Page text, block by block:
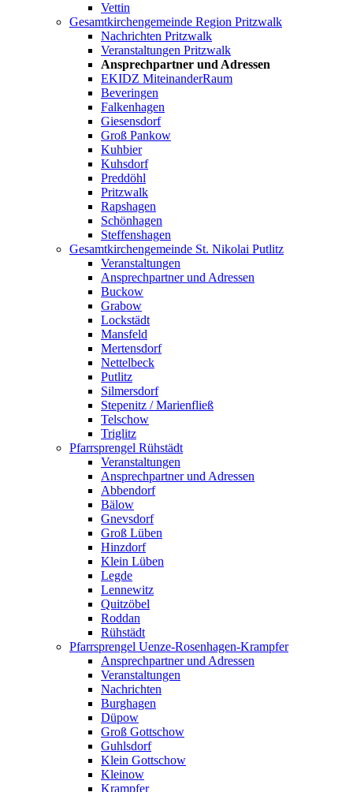
Vettin
Gesamtkirchengemeinde Region Pritzwalk
Nachrichten Pritzwalk
Veranstaltungen Pritzwalk
Ansprechpartner und Adressen
EKIDZ MiteinanderRaum
Beveringen
Falkenhagen
Giesensdorf
Groß Pankow
Kuhbier
Kuhsdorf
Preddöhl
Pritzwalk
Rapshagen
Schönhagen
Steffenshagen
Gesamtkirchengemeinde St. Nikolai Putlitz
Veranstaltungen
Ansprechpartner und Adressen
Buckow
Grabow
Lockstädt
Mansfeld
Mertensdorf
Nettelbeck
Putlitz
Silmersdorf
Stepenitz / Marienfließ
Telschow
Triglitz
Pfarrsprengel Rühstädt
Veranstaltungen
Ansprechpartner und Adressen
Abbendorf
Bälow
Gnevsdorf
Groß Lüben
Hinzdorf
Klein Lüben
Legde
Lennewitz
Quitzöbel
Roddan
Rühstädt
Pfarrsprengel Uenze-Rosenhagen-Krampfer
Ansprechpartner und Adressen
Veranstaltungen
Nachrichten
Burghagen
Düpow
Groß Gottschow
Guhlsdorf
Klein Gottschow
Kleinow
Krampfer